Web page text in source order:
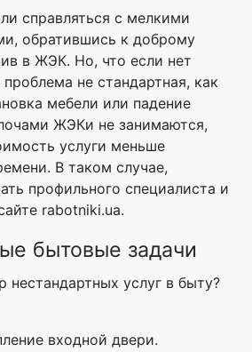
справляться с мелкими
обратившись к доброму
в ЖЭК. Но, что если нет
не стандартная, как
мебели или падение
ЖЭКи не занимаются,
услуги меньше
В таком случае,
профильного специалиста и
rabotniki.ua.
бытовые задачи
нестандартных услуг в быту?
входной двери.